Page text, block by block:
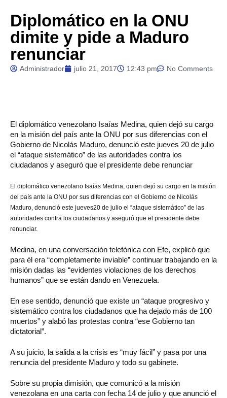
Diplomático en la ONU
dimite y pide a Maduro
renunciar
Administrador julio 21, 2017 12:43 pm No Comments
El diplomático venezolano Isaías Medina, quien dejó su cargo
en la misión del país ante la ONU por sus diferencias con el
Gobierno de Nicolás Maduro, denunció este jueves 20 de julio
el “ataque sistemático” de las autoridades contra los
ciudadanos y aseguró que el presidente debe renunciar
El diplomático venezolano Isaías Medina, quien dejó su cargo en la misión
del país ante la ONU por sus diferencias con el Gobierno de Nicolás
Maduro, denunció este jueves20 de julio el “ataque sistemático” de las
autoridades contra los ciudadanos y aseguró que el presidente debe
renunciar.
Medina, en una conversación telefónica con Efe, explicó que
para él era “completamente inviable” continuar trabajando en la
misión dadas las “evidentes violaciones de los derechos
humanos” que se están dando en Venezuela.
En ese sentido, denunció que existe un “ataque progresivo y
sistemático contra los ciudadanos que ha dejado más de 100
muertos” y alabó las protestas contra “ese Gobierno tan
dictatorial”.
A su juicio, la salida a la crisis es “muy fácil” y pasa por una
renuncia del presidente Maduro y todo su gabinete.
Sobre su propia dimisión, que comunicó a la misión
venezolana en una carta con fecha 14 de julio y que anunció el